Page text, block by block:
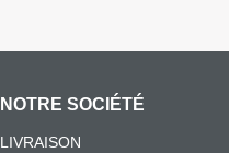
NOTRE SOCIÉTÉ
LIVRAISON